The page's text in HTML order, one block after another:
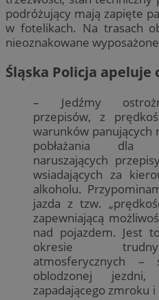
podróżujący mają zapięte
w fotelikach. Na trasach
nieoznakowane
Śląska Policja apeluje
– Jedźmy
przepisów, z
warunków panujących
pobłażania dla
naruszających
wsiadających za
alkoholu.
jazda z tzw.
zapewniającą
nad pojazdem. Jest
okresie
atmosferycznych
oblodzonej
zapadającego zmroku